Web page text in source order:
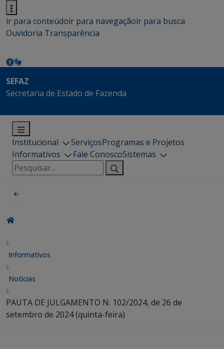
ir para conteúdoir para navegaçãoir para busca
Ouvidoria Transparência
SEFAZ
Secretaria de Estado de Fazenda
Institucional ServiçosProgramas e Projetos
Informativos
Fale ConoscoSistemas
Pesquisar
por:
Informativos
Notícias
PAUTA DE JULGAMENTO N. 102/2024, de 26 de
setembro de 2024 (quinta-feira)